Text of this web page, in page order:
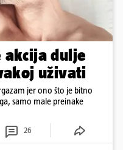
akcija dulje
uživati
jer ono što je bitno
samo male preinake
26